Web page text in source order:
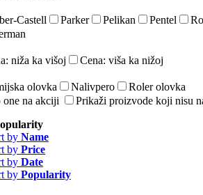
Castell Parker Pelikan Pentel
niža ka višoj Cena: viša ka nižoj
olovka Nalivpero
Roler olovka
one na akciji
Prikaži proizvode koji nisu
by Name
by Price
by Date
by Popularity